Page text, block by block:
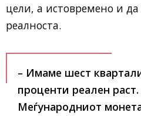
цели, а истовремено и да
реалноста.
– Имаме шест
проценти реален
Меѓународниот